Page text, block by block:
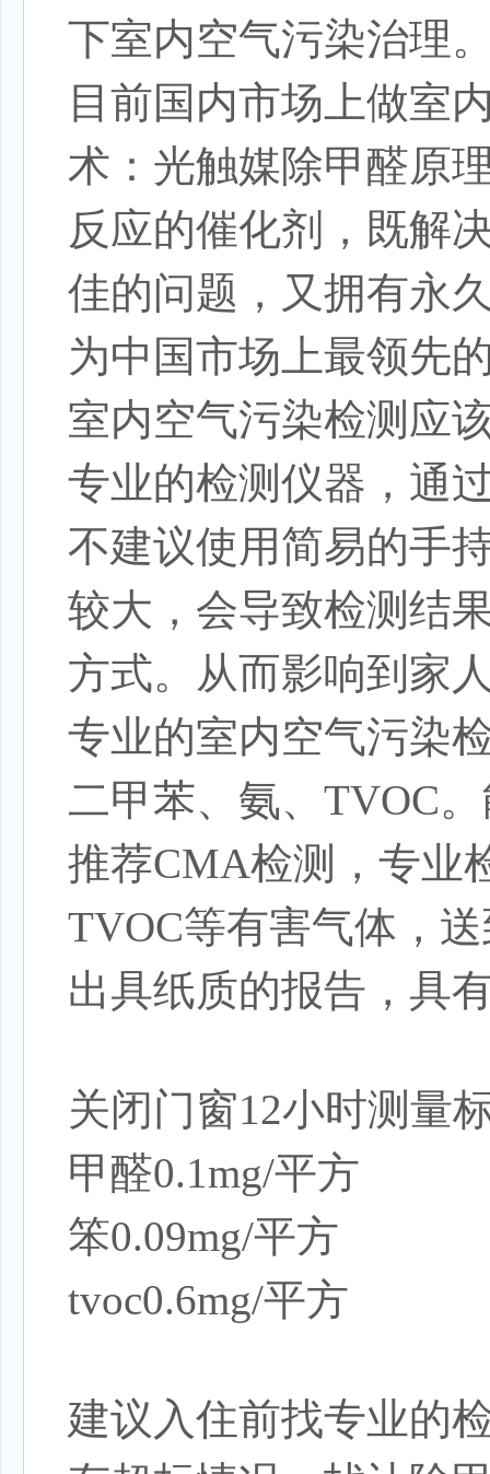
下室内空气污染治理
目前国内市场上做室
术： 光触媒除甲醛原
反应的催化剂，既解
佳的问题，又拥有永
为中国市场上最领先
室内空气污染检测应
专业的检测仪器，通
不建议使用简易的手
较大，会导致检测结
方式。从而影响到家
专业的室内空气污染
二甲苯、氨、TVOC
推荐CMA检测，专业
TVOC等有害气体，
出具纸质的报告，具
关闭门窗12小时测量
甲醛0.1mg/平方
笨0.09mg/平方
tvoc0.6mg/平方
建议入住前找专业的